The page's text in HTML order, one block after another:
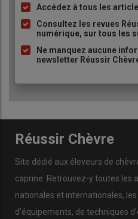
éleveuse de
5 -« Mon projet
commence à peser
bichonner ! »
3 - « Je dois
mon projet
fromagère »
Liste
à
puce
Accédez à tous les
Consultez les revues
numérique, sur tous les
Ne manquez aucune
newsletter Réussir
Réussir Chèvre
Site dédié aux éleveurs de
caprine. Retrouvez-y toutes les
nationales et internationales,
d’équipements, de techniques